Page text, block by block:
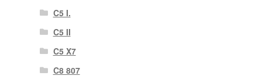
C5 I.
C5 II
C5 X7
C8 807